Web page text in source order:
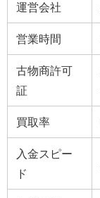
運営会社
営業時間
古物商許可
証
買取率
入金スピー
ド